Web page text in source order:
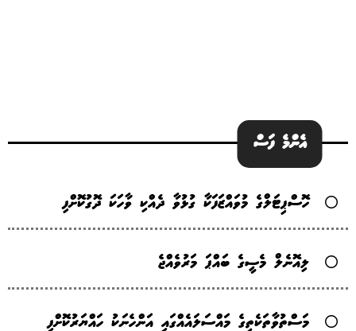
އެންމެ ފަސް
ހޮސްޕިޓަލްގެ މުވައްޒަފަކާ ގުޅުވާ ދެއްކި ވާހަކަ ދޮގުކޮށްފި
ލިއޮނެލް މެސީގެ ބައްޕަ މަރުވެއްޖެ
މަސްތުވާތަކެތީގެ މައްސަލައެއްގައި އަންހެނަކު ހައްޔަރުކޮށްފި